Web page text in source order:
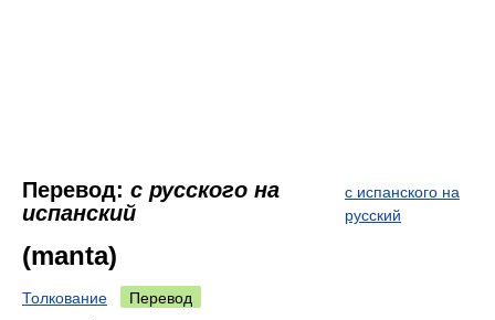
Перевод: с русского на
испанский
с испанского на
русский
(manta)
Толкование Перевод